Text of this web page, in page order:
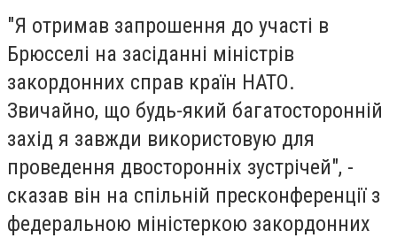
"Я отримав запрошення до участі в
Брюсселі на засіданні міністрів
закордонних справ країн НАТО.
Звичайно, що будь-який багатосторонній
захід я завжди використовую для
проведення двосторонніх зустрічей", -
сказав він на спільній пресконференції з
федеральною міністеркою закордонних